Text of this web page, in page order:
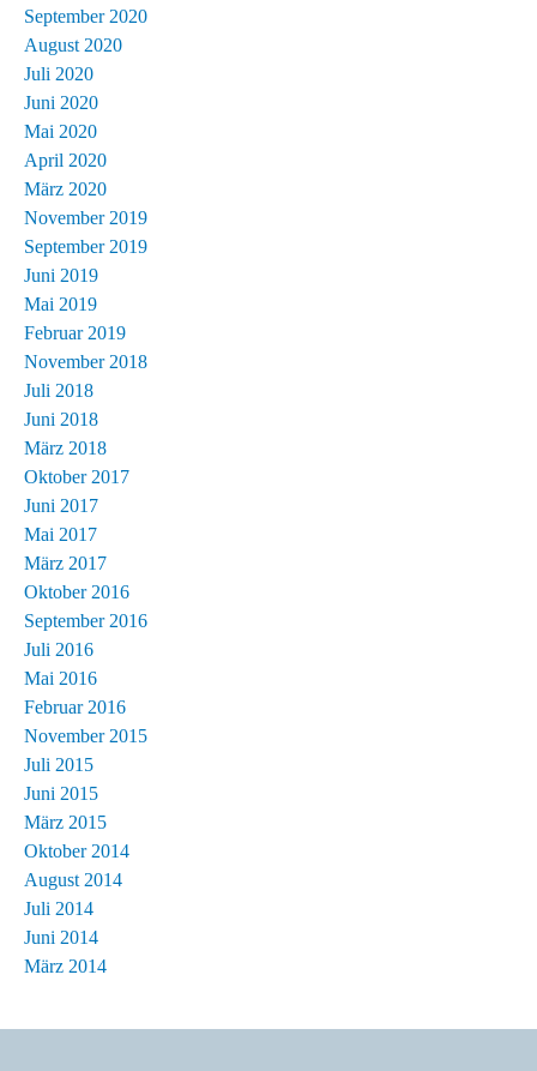
September 2020
August 2020
Juli 2020
Juni 2020
Mai 2020
April 2020
März 2020
November 2019
September 2019
Juni 2019
Mai 2019
Februar 2019
November 2018
Juli 2018
Juni 2018
März 2018
Oktober 2017
Juni 2017
Mai 2017
März 2017
Oktober 2016
September 2016
Juli 2016
Mai 2016
Februar 2016
November 2015
Juli 2015
Juni 2015
März 2015
Oktober 2014
August 2014
Juli 2014
Juni 2014
März 2014